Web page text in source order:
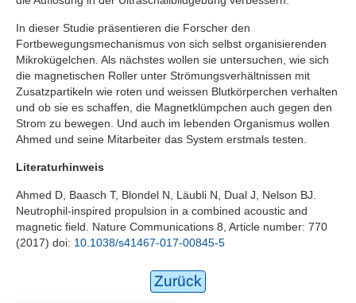
In dieser Studie präsentieren die Forscher den
Fortbewegungsmechanismus von sich selbst organisierenden
Mikrokügelchen. Als nächstes wollen sie untersuchen, wie sich
die magnetischen Roller unter Strömungsverhältnissen mit
Zusatzpartikeln wie roten und weissen Blutkörperchen verhalten
und ob sie es schaffen, die Magnetklümpchen auch gegen den
Strom zu bewegen. Und auch im lebenden Organismus wollen
Ahmed und seine Mitarbeiter das System erstmals testen.
Literaturhinweis
Ahmed D, Baasch T, Blondel N, Läubli N, Dual J, Nelson BJ.
Neutrophil-inspired propulsion in a combined acoustic and
magnetic field.
Nature Communications 8, Article number: 770
(2017) doi: 10.1038/s41467-017-00845-5
Zurück